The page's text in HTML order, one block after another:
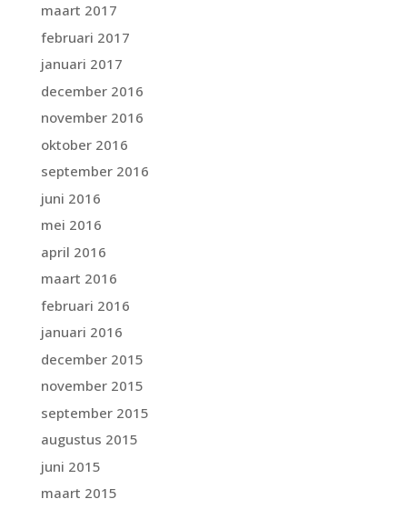
maart 2017
februari 2017
januari 2017
december 2016
november 2016
oktober 2016
september 2016
juni 2016
mei 2016
april 2016
maart 2016
februari 2016
januari 2016
december 2015
november 2015
september 2015
augustus 2015
juni 2015
maart 2015